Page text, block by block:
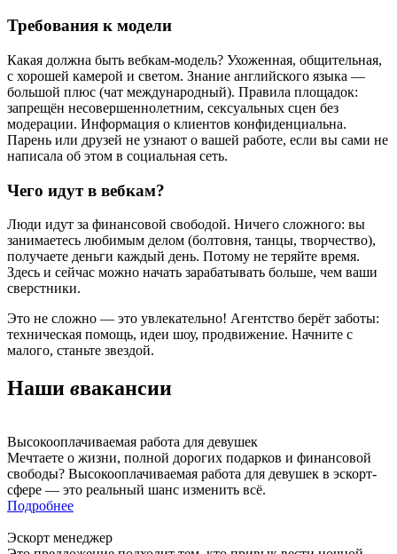
Требования к модели
Какая должна быть вебкам-модель? Ухоженная, общительная,
с хорошей камерой и светом. Знание английского языка —
большой плюс (чат международный). Правила площадок:
запрещён несовершеннолетним, сексуальных сцен без
модерации. Информация о клиентов конфиденциальна.
Парень или друзей не узнают о вашей работе, если вы сами не
написала об этом в социальная сеть.
Чего идут в вебкам?
Люди идут за финансовой свободой. Ничего сложного: вы
занимаетесь любимым делом (болтовня, танцы, творчество),
получаете деньги каждый день. Потому не теряйте время.
Здесь и сейчас можно начать зарабатывать больше, чем ваши
сверстники.
Это не сложно — это увлекательно! Агентство берёт заботы:
техническая помощь, идеи шоу, продвижение. Начните с
малого, станьте звездой.
Наши ввакансии
Высокооплачиваемая работа для девушек
Мечтаете о жизни, полной дорогих подарков и финансовой
свободы? Высокооплачиваемая работа для девушек в эскорт-
сфере — это реальный шанс изменить всё.
Подробнее
Эскорт менеджер